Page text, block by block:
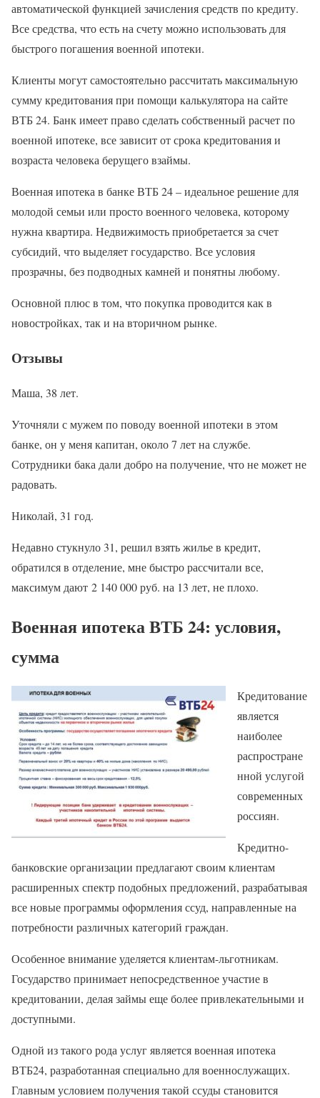
автоматической функцией зачисления средств по кредиту.
Все средства, что есть на счету можно использовать для
быстрого погашения военной ипотеки.
Клиенты могут самостоятельно рассчитать максимальную
сумму кредитования при помощи калькулятора на сайте
ВТБ 24. Банк имеет право сделать собственный расчет по
военной ипотеке, все зависит от срока кредитования и
возраста человека берущего взаймы.
Военная ипотека в банке ВТБ 24 – идеальное решение для
молодой семьи или просто военного человека, которому
нужна квартира. Недвижимость приобретается за счет
субсидий, что выделяет государство. Все условия
прозрачны, без подводных камней и понятны любому.
Основной плюс в том, что покупка проводится как в
новостройках, так и на вторичном рынке.
Отзывы
Маша, 38 лет.
Уточняли с мужем по поводу военной ипотеки в этом
банке, он у меня капитан, около 7 лет на службе.
Сотрудники бака дали добро на получение, что не может не
радовать.
Николай, 31 год.
Недавно стукнуло 31, решил взять жилье в кредит,
обратился в отделение, мне быстро рассчитали все,
максимум дают 2 140 000 руб. на 13 лет, не плохо.
Военная ипотека ВТБ 24: условия,
сумма
Кредитование
является
наиболее
распростране
нной услугой
современных
россиян.
Кредитно-
банковские организации предлагают своим клиентам
расширенных спектр подобных предложений, разрабатывая
все новые программы оформления ссуд, направленные на
потребности различных категорий граждан.
Особенное внимание уделяется клиентам-льготникам.
Государство принимает непосредственное участие в
кредитовании, делая займы еще более привлекательными и
доступными.
Одной из такого рода услуг является военная ипотека
ВТБ24, разработанная специально для военнослужащих.
Главным условием получения такой ссуды становится